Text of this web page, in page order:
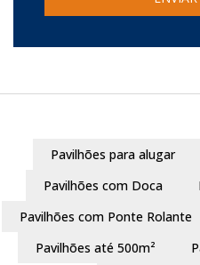
Pavilhões para alugar
Pavilhões com Doca
Pavilhões com Ponte Rolante
Pavilhões até 500m²